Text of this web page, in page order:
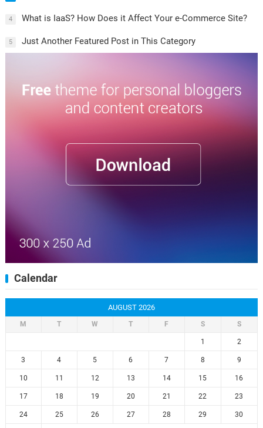
4 What is IaaS? How Does it Affect Your e-Commerce Site?
5 Just Another Featured Post in This Category
Calendar
AUGUST 2026
M T W T F S S
1 2
3 4 5 6 7 8 9
10 11 12 13 14 15 16
17 18 19 20 21 22 23
24 25 26 27 28 29 30